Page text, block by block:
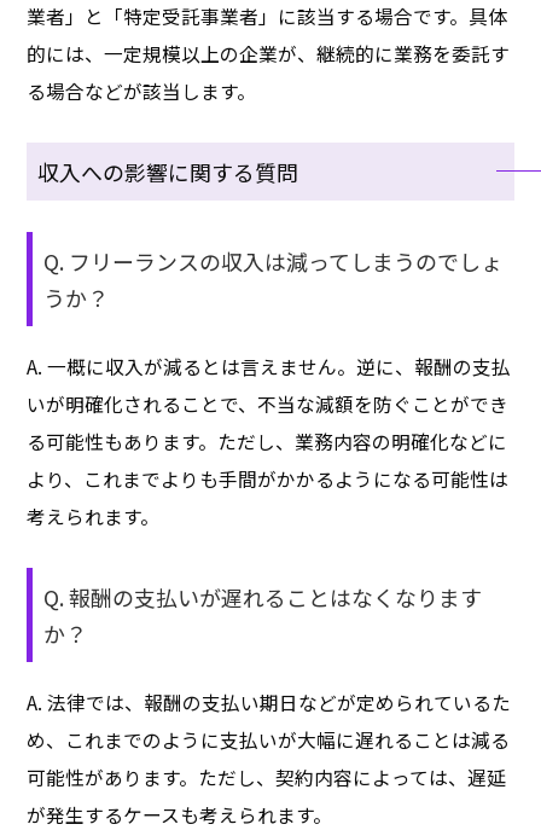
業者」と「特定受託事業者」に該当する場合です。具体
的には、一定規模以上の企業が、継続的に業務を委託す
る場合などが該当します。
収入への影響に関する質問
Q. フリーランスの収入は減ってしまうのでしょ
うか？
A. 一概に収入が減るとは言えません。逆に、報酬の支払
いが明確化されることで、不当な減額を防ぐことができ
る可能性もあります。ただし、業務内容の明確化などに
より、これまでよりも手間がかかるようになる可能性は
考えられます。
Q. 報酬の支払いが遅れることはなくなります
か？
A. 法律では、報酬の支払い期日などが定められているた
め、これまでのように支払いが大幅に遅れることは減る
可能性があります。ただし、契約内容によっては、遅延
が発生するケースも考えられます。